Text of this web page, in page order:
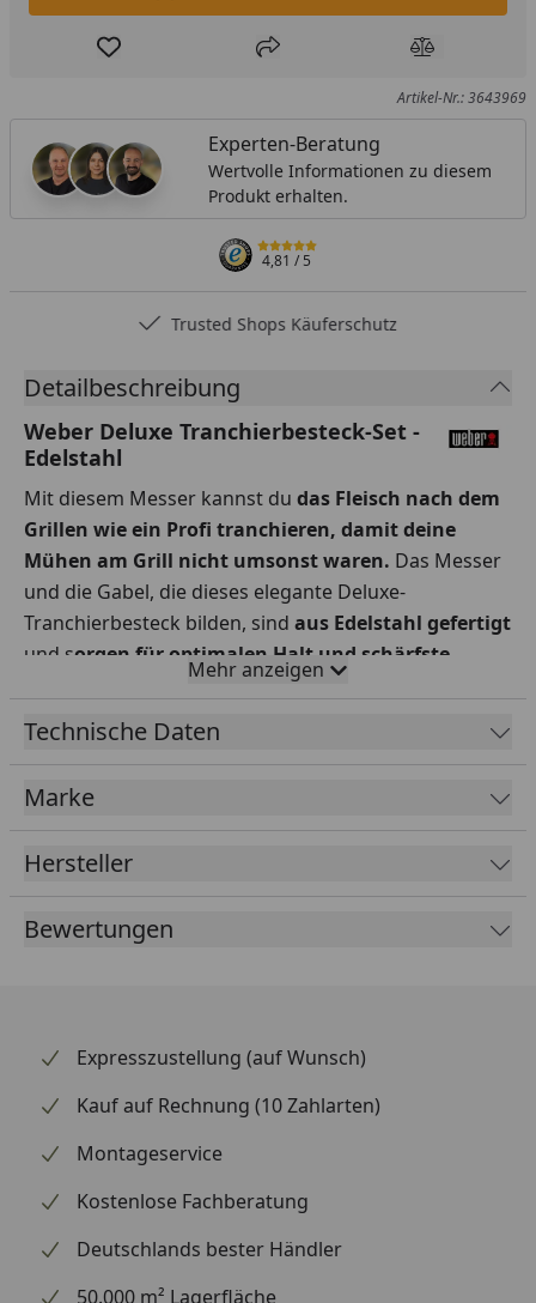
Produkt zur Wunschliste hinzufügen
Teilen Produkt
Artikel-Nr.: 3643969
Experten-Beratung
Wertvolle Informationen zu diesem
Produkt erhalten.
4,81/ 5
Trusted Shops Käuferschutz
Detailbeschreibung
Weber Deluxe Tranchierbesteck-Set -
Edelstahl
Mit diesem Messer kannst du das Fleisch nach dem
Grillen wie ein Profi tranchieren, damit deine
Mühen am Grill nicht umsonst waren. Das Messer
und die Gabel, die dieses elegante Deluxe-
Tranchierbesteck bilden, sind aus Edelstahl gefertigt
und sorgen für optimalen Halt und schärfste
Damit kannst dujedes Fleisch richtig
schön sauber schneiden.
Mehr anzeigen
Technische Daten
Marke
Hersteller
Bewertungen
Expresszustellung (auf Wunsch)
Kauf auf Rechnung (10 Zahlarten)
Montageservice
Kostenlose Fachberatung
Deutschlands bester Händler
50.000 m² Lagerfläche